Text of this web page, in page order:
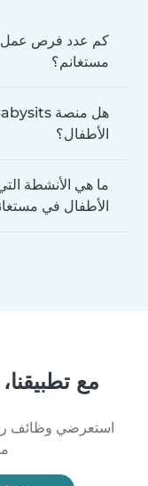
كم عدد فرص عمل
مستغانم؟
الأطفال؟
ما هي الأنشطة التي
الأطفال في
مع
استعرضي وظائف